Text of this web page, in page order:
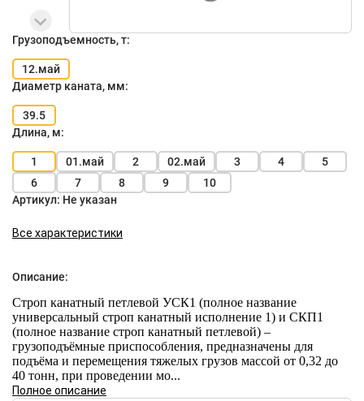
Грузоподъемность, т:
12.май
Диаметр каната, мм:
39.5
Длина, м:
1 01.май 2 02.май 3 4
5
6
7 8 9
10
Артикул: Не указан
Все характеристики
Описание:
Строп канатный петлевой УСК1 (полное название
универсальный строп канатный исполнение 1) и СКП1
(полное название строп канатный петлевой) –
грузоподъёмные приспособления, предназначены для
подъёма и перемещения тяжелых грузов массой от 0,32 до
40 тонн, при проведении мо...
Полное описание